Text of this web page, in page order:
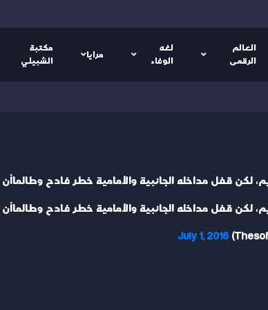
العالم
الرقمى
لغه
الوفاء
مرايا
مكتبة
الشبيلي
لكن قفل مداخله الجانبية والأمامية خطر فادح
لكن قفل مداخله الجانبية والأمامية خطر فادح
July 1, 2016